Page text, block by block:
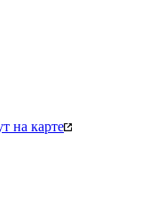
на карте